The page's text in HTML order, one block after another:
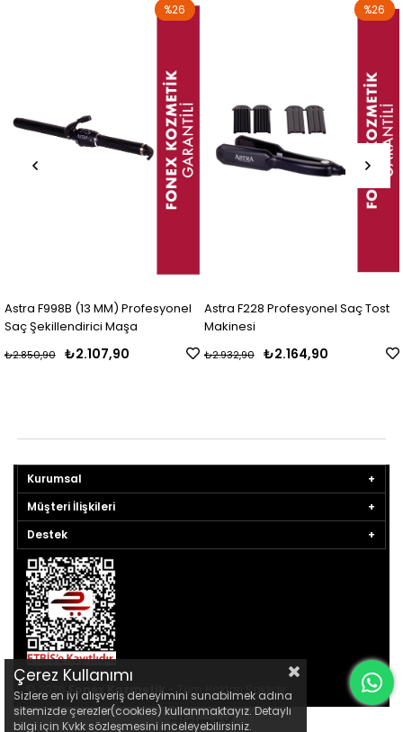
Astra F998B (13 MM) Profesyonel
Saç Şekillendirici Maşa
₺2.107,90
₺2.850,90
%26
Astra F228 Profesyonel Saç Tost
Makinesi
₺2.164,90
₺2.932,90
%26
Kurumsal
Müşteri İlişkileri
Destek
© 2026Fonex Kozmetik- Tüm Hakları Saklıdır.
Çerez Kullanımı
Sizlere en iyi alışveriş deneyimini sunabilmek adına
sitemizde çerezler(cookies) kullanmaktayız. Detaylı
bilgi için Kvkk sözleşmesini inceleyebilirsiniz.